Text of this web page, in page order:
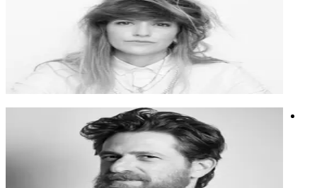
מעצבת כוכבת, מרצה ומאמנת. משפיעה על העולם שסביבנו בדרך
מעצבת כוכבת, מרצה ומאמנת. משפיעה על העולם שסביבנו בדרך
יצירתית.
מיתוג
חשיבה יצירתיתעיצוב
מוזיקאי, מפיק, מעבד ומבצע, מולטי-אינסטרומנטליסט, אמן לייב
מוזיקאי, מפיק, מעבד ומבצע, מולטי-אינסטרומנטליסט, אמן לייב